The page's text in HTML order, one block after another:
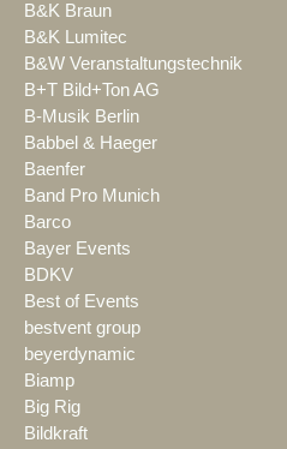
B&K Braun
B&K Lumitec
B&W Veranstaltungstechnik
B+T Bild+Ton AG
B-Musik Berlin
Babbel & Haeger
Baenfer
Band Pro Munich
Barco
Bayer Events
BDKV
Best of Events
bestvent group
beyerdynamic
Biamp
Big Rig
Bildkraft